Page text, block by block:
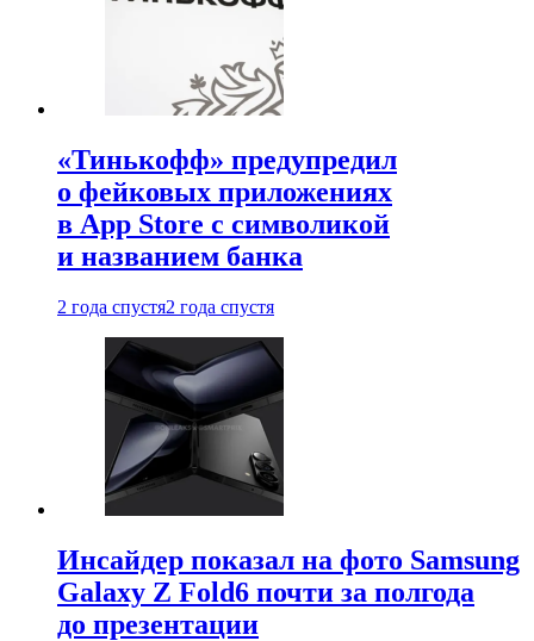
«Тинькофф» предупредил
о фейковых приложениях
в App Store с символикой
и названием банка
2 года спустя2 года спустя
Инсайдер показал на фото Samsung
Galaxy Z Fold6 почти за полгода
до презентации